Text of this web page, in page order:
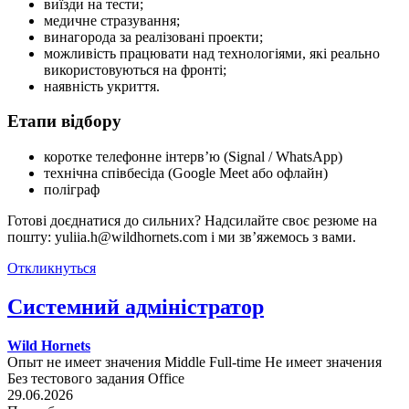
виїзди на тести;
медичне стразування;
винагорода за реалізовані проекти;
можливість працювати над технологіями, які реально
використовуються на фронті;
наявність укриття.
Етапи відбору
коротке телефонне інтерв’ю (Signal / WhatsApp)
технічна співбесіда (Google Meet або офлайн)
поліграф
Готові доєднатися до сильних? Надсилайте своє резюме на
пошту: yuliia.h@wildhornets.com і ми звʼяжемось з вами.
Откликнуться
Системний адміністратор
Wild Hornets
Опыт не имеет значения Middle Full-time Не имеет значения
Без тестового задания Office
29.06.2026